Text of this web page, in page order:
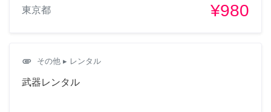
東京都 ¥980
attachment その他 ▸ レンタル
武器レンタル